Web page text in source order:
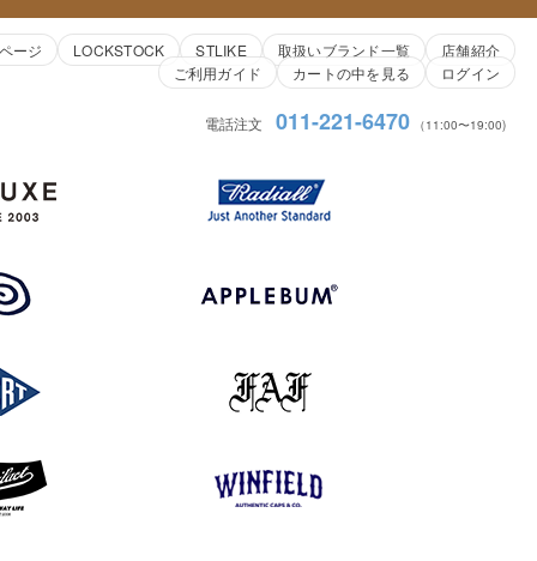
ージ LOCKSTOCK STLIKE 取扱いブランド一覧
店舗紹介
ご利用ガイド
カートの中を見る ログイン
電話注文 011-221-6470 （11:00〜19:00)